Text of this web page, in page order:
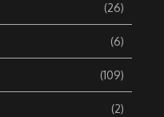
(26)
(6)
(109)
(2)